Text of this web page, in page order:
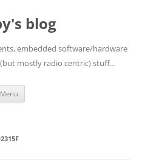
blog
embedded software/hardware
mostly radio centric) stuff…
Menu